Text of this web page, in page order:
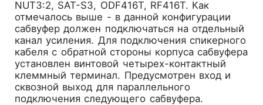
NUT3:2, SAT-S3, ODF416T, RF416T. Как
отмечалось выше - в данной конфигурации
сабвуфер должен подключаться на отдельный
канал усиления. Для подключения спикерного
кабеля с обратной стороны корпуса сабвуфера
установлен винтовой четырех-контактный
клеммный терминал. Предусмотрен вход и
сквозной выход для параллельного
подключения следующего сабвуфера.